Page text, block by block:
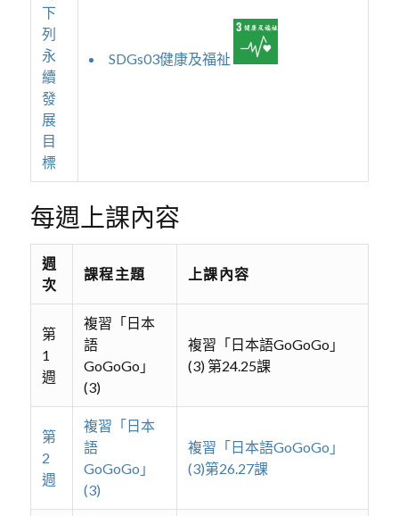
下
列
永
續
發
展
目
標
SDGs03健康及福祉
每週上課內容
週
次
課程主題 上課內容
第
1
週
複習「日本
語
GoGoGo」
(3)
複習「日本語GoGoGo」
(3) 第24.25課
第
2
週
複習「日本
語
GoGoGo」
(3)
複習「日本語GoGoGo」
(3)第26.27課